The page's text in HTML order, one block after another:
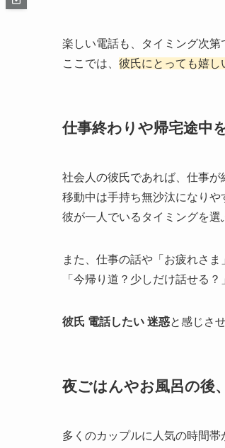
楽しい電話も、タイミング次第
ここでは、 彼氏にとっても嬉し
仕事終わりや帰宅途中
社会人の彼氏であれば、仕事が
移動中は手持ち無沙汰になりや
彼が一人でいるタイミングを選
また、仕事の話や「お疲れさ
「今帰り道？少しだけ話せる
彼氏 電話したい 迷惑と感じさ
夜ごはんやお風呂の後
多くのカップルに人気の時間帯